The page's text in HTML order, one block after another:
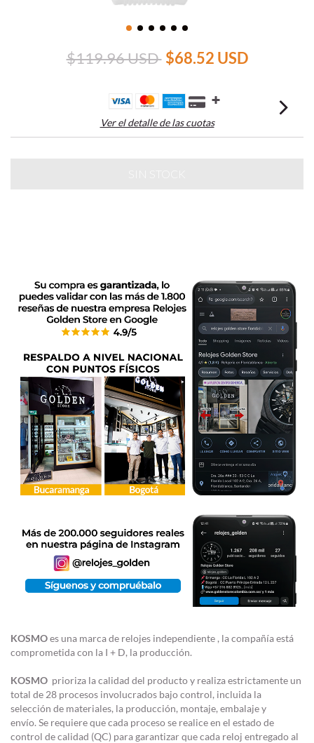
$119.96 USD $68.52 USD
Ver el detalle de las cuotas
KOSMOes una marca de relojes independiente , la compañía está
comprometida con la I + D, la producción.
KOSMO prioriza la calidad del producto y realiza estrictamente un
total de 28 procesos involucrados bajo control, incluida la
selección de materiales, la producción, montaje, embalaje y
envío. Se requiere que cada proceso se realice en el estado de
control de calidad (QC) para garantizar que cada reloj entregado al